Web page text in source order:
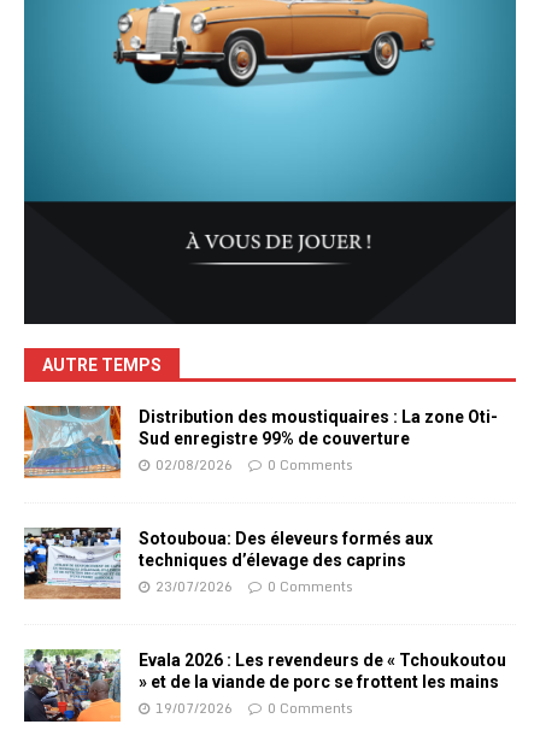
AUTRE TEMPS
Distribution des moustiquaires : La zone Oti-
Sud enregistre 99% de couverture
02/08/2026 0 Comments
Sotouboua: Des éleveurs formés aux
techniques d’élevage des caprins
23/07/2026 0 Comments
Evala 2026 : Les revendeurs de « Tchoukoutou
» et de la viande de porc se frottent les mains
19/07/2026 0 Comments